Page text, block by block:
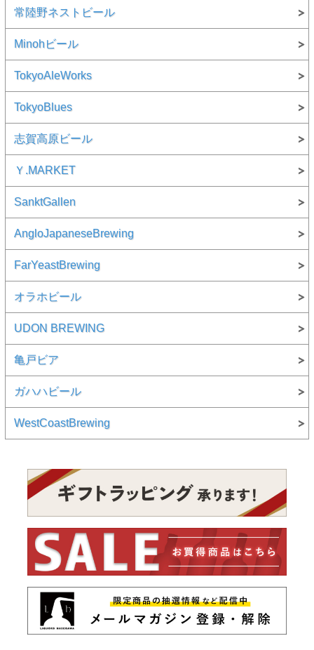
常陸野ネストビール
Minohビール
TokyoAleWorks
TokyoBlues
志賀高原ビール
Ｙ.MARKET
SanktGallen
AngloJapaneseBrewing
FarYeastBrewing
オラホビール
UDON BREWING
亀戸ビア
ガハハビール
WestCoastBrewing